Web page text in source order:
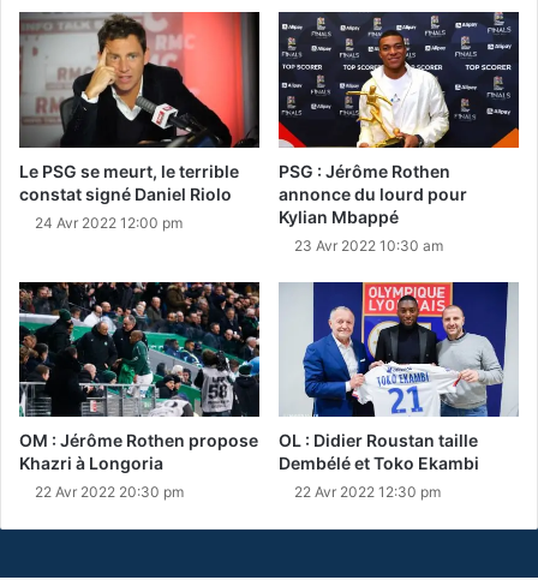
Le PSG se meurt, le terrible
constat signé Daniel Riolo
24 Avr 2022 12:00 pm
PSG : Jérôme Rothen
annonce du lourd pour
Kylian Mbappé
23 Avr 2022 10:30 am
OM : Jérôme Rothen propose
Khazri à Longoria
22 Avr 2022 20:30 pm
OL : Didier Roustan taille
Dembélé et Toko Ekambi
22 Avr 2022 12:30 pm